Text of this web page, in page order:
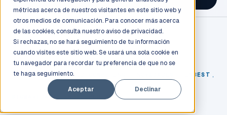
métricas acerca de nuestros visitantes en este sitio web y
otros medios de comunicación. Para conocer más acerca
de las cookies, consulta nuestro aviso de privacidad.
Si rechazas, no se hará seguimiento de tu información
cuando visites este sitio web. Se usará una sola cookie en
tu navegador para recordar tu preferencia de que no se
te haga seguimiento.
Aceptar
Declinar
TECNOLOGÍA , CLOUD COMPUTING INBEST
BIGWAVEDATA NUBOSPERTA